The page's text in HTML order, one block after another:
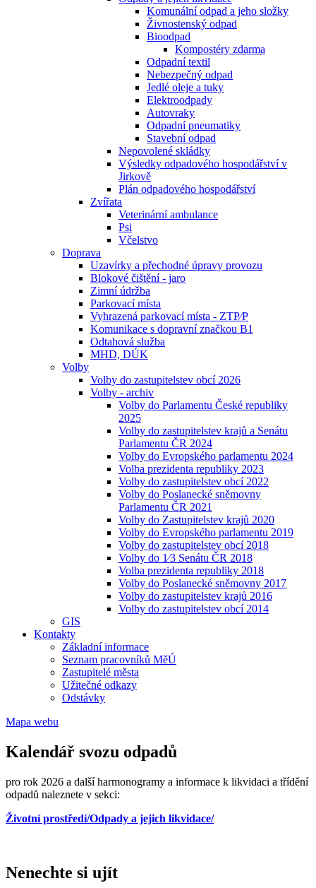
Komunální odpad a jeho složky
Živnostenský odpad
Bioodpad
Kompostéry zdarma
Odpadní textil
Nebezpečný odpad
Jedlé oleje a tuky
Elektroodpady
Autovraky
Odpadní pneumatiky
Stavební odpad
Nepovolené skládky
Výsledky odpadového hospodářství v
Jirkově
Plán odpadového hospodářství
Zvířata
Veterinární ambulance
Psi
Včelstvo
Doprava
Uzavírky a přechodné úpravy provozu
Blokové čištění - jaro
Zimní údržba
Parkovací místa
Vyhrazená parkovací místa - ZTP⁄P
Komunikace s dopravní značkou B1
Odtahová služba
MHD, DÚK
Volby
Volby do zastupitelstev obcí 2026
Volby - archiv
Volby do Parlamentu České republiky
2025
Volby do zastupitelstev krajů a Senátu
Parlamentu ČR 2024
Volby do Evropského parlamentu 2024
Volba prezidenta republiky 2023
Volby do zastupitelstev obcí 2022
Volby do Poslanecké sněmovny
Parlamentu ČR 2021
Volby do Zastupitelstev krajů 2020
Volby do Evropského parlamentu 2019
Volby do zastupitelstev obcí 2018
Volby do 1⁄3 Senátu ČR 2018
Volba prezidenta republiky 2018
Volby do Poslanecké sněmovny 2017
Volby do zastupitelstev krajů 2016
Volby do zastupitelstev obcí 2014
GIS
Kontakty
Základní informace
Seznam pracovníků MěÚ
Zastupitelé města
Užitečné odkazy
Odstávky
Mapa webu
Kalendář svozu odpadů
pro rok 2026 a další harmonogramy a informace k likvidaci a třídění
odpadů naleznete v sekci:
Životní prostředí/Odpady a jejich likvidace/
Nenechte si ujít